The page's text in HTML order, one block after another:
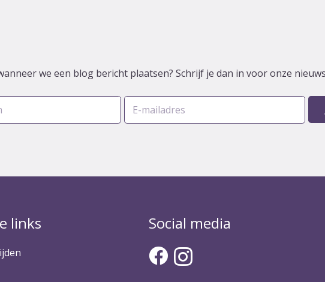
we een blog bericht plaatsen? Schrijf je dan in voor onze
links Social media